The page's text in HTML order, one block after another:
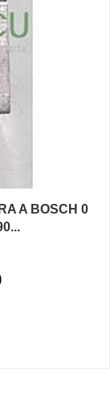
A BOSCH 0